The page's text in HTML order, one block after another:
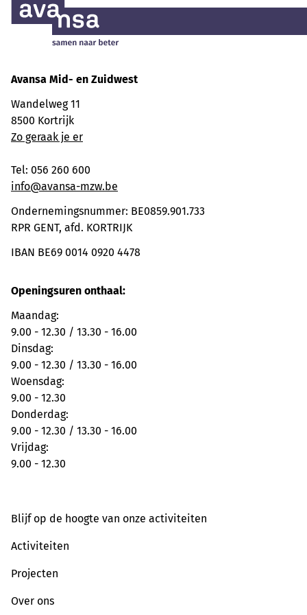
Avansa Mid- en Zuidwest
Wandelweg 11
8500 Kortrijk
Zo geraak je er
Tel: 056 260 600
info@avansa-mzw.be
Ondernemingsnummer: BE0859.901.733
RPR GENT, afd. KORTRIJK
IBAN BE69 0014 0920 4478
Openingsuren onthaal:
Maandag:
9.00 - 12.30 / 13.30 - 16.00
Dinsdag:
9.00 - 12.30 / 13.30 - 16.00
Woensdag:
9.00 - 12.30
Donderdag:
9.00 - 12.30 / 13.30 - 16.00
Vrijdag:
9.00 - 12.30
Blijf op de hoogte van onze activiteiten
Activiteiten
Projecten
Over ons